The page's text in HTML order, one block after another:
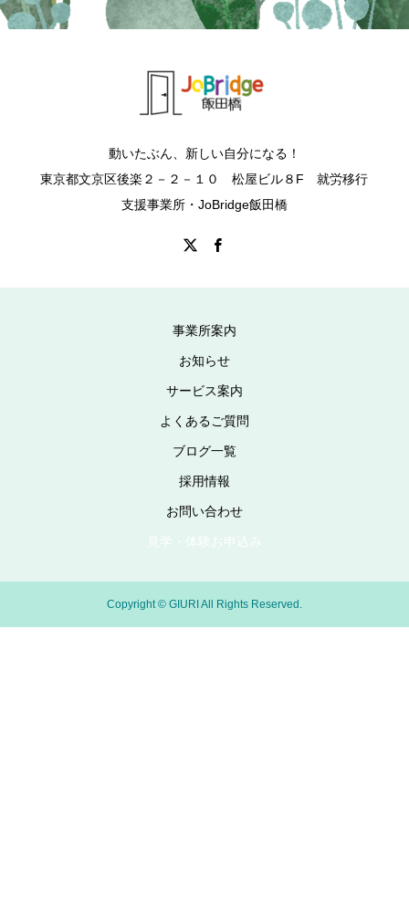
動いたぶん、新しい自分になる！
東京都文京区後楽２－２－１０ 松屋ビル８F 就労移行
支援事業所・JoBridge飯田橋
事業所案内
お知らせ
サービス案内
よくあるご質問
ブログ一覧
採用情報
お問い合わせ
見学・体験お申込み
Copyright © GIURI All Rights Reserved.